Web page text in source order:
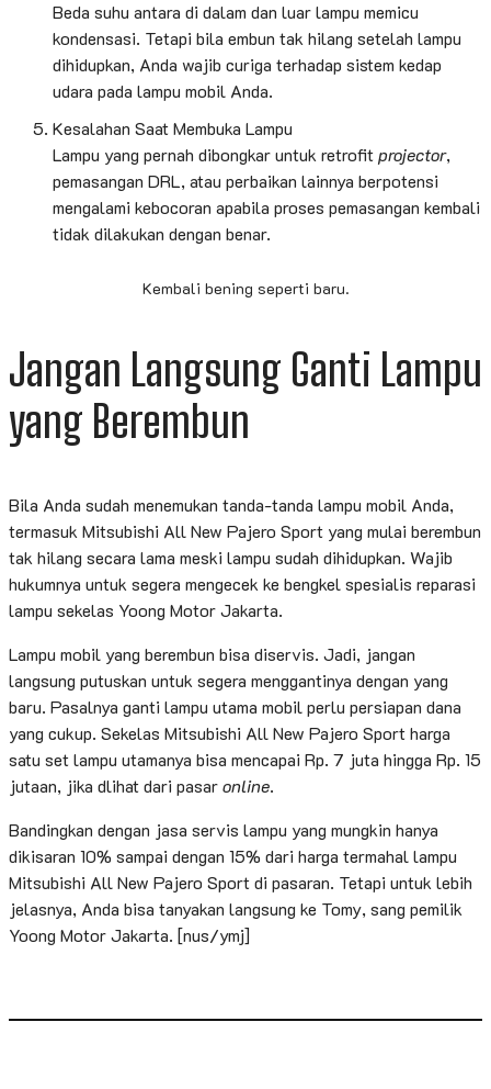
Beda suhu antara di dalam dan luar lampu memicu
kondensasi. Tetapi bila embun tak hilang setelah lampu
dihidupkan, Anda wajib curiga terhadap sistem kedap
udara pada lampu mobil Anda.
Kesalahan Saat Membuka Lampu
Lampu yang pernah dibongkar untuk retrofitprojector,
pemasangan DRL, atau perbaikan lainnya berpotensi
mengalami kebocoran apabila proses pemasangan kembali
tidak dilakukan dengan benar.
Kembali bening seperti baru.
Jangan Langsung Ganti Lampu
yang Berembun
Bila Anda sudah menemukan tanda-tanda lampu mobil Anda,
termasuk Mitsubishi All New Pajero Sport yang mulai berembun
tak hilang secara lama meski lampu sudah dihidupkan. Wajib
hukumnya untuk segera mengecek ke bengkel spesialis reparasi
lampu sekelas Yoong Motor Jakarta.
Lampu mobil yang berembun bisa diservis. Jadi, jangan
langsung putuskan untuk segera menggantinya dengan yang
baru. Pasalnya ganti lampu utama mobil perlu persiapan dana
yang cukup. Sekelas Mitsubishi All New Pajero Sport harga
satu set lampu utamanya bisa mencapai Rp. 7 juta hingga Rp. 15
jutaan, jika dlihat dari pasaronline.
Bandingkan dengan jasa servis lampu yang mungkin hanya
dikisaran 10% sampai dengan 15% dari harga termahal lampu
Mitsubishi All New Pajero Sport di pasaran. Tetapi untuk lebih
jelasnya, Anda bisa tanyakan langsung ke Tomy, sang pemilik
Yoong Motor Jakarta. [nus/ymj]